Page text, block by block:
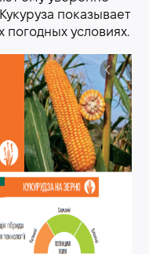
показывает
погодных условиях.